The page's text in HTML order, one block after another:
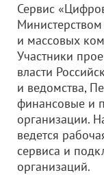
Сервис
и массовых
Участники
власти
и ведомства,
финансовые и
организации.
ведется
сервиса и
организаций.